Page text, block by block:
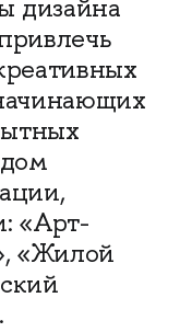
дизайна
«Арт-
«Жилой